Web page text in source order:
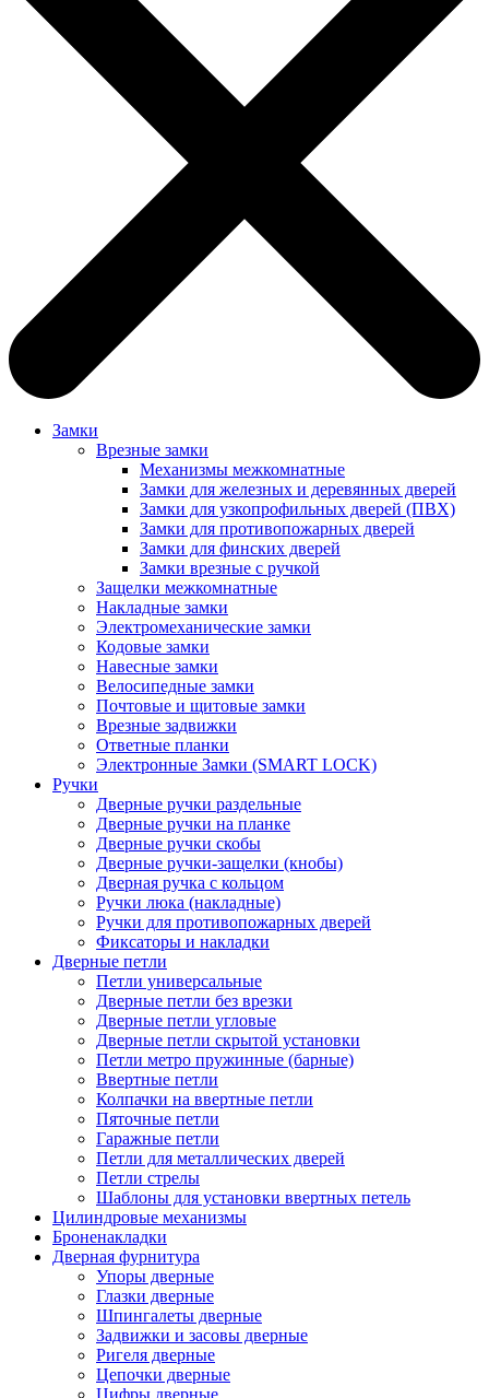
Замки
Врезные замки
Механизмы межкомнатные
Замки для железных и деревянных дверей
Замки для узкопрофильных дверей (ПВХ)
Замки для противопожарных дверей
Замки для финских дверей
Замки врезные с ручкой
Защелки межкомнатные
Накладные замки
Электромеханические замки
Кодовые замки
Навесные замки
Велосипедные замки
Почтовые и щитовые замки
Врезные задвижки
Ответные планки
Электронные Замки (SMART LOCK)
Ручки
Дверные ручки раздельные
Дверные ручки на планке
Дверные ручки скобы
Дверные ручки-защелки (кнобы)
Дверная ручка с кольцом
Ручки люка (накладные)
Ручки для противопожарных дверей
Фиксаторы и накладки
Дверные петли
Петли универсальные
Дверные петли без врезки
Дверные петли угловые
Дверные петли скрытой установки
Петли метро пружинные (барные)
Ввертные петли
Колпачки на ввертные петли
Пяточные петли
Гаражные петли
Петли для металлических дверей
Петли стрелы
Шаблоны для установки ввертных петель
Цилиндровые механизмы
Броненакладки
Дверная фурнитура
Упоры дверные
Глазки дверные
Шпингалеты дверные
Задвижки и засовы дверные
Ригеля дверные
Цепочки дверные
Цифры дверные